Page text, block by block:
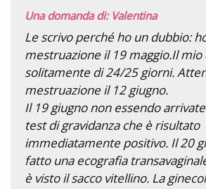
Una domanda di: Valentina
Le scrivo perché ho un dubbio:
mestruazione il 19 maggio.Il mio
solitamente di 24/25 giorni.
mestruazione il 12 giugno.
Il 19 giugno non essendo
test di gravidanza che è risultato
immediatamente positivo. Il 20
fatto una ecografia
è visto il sacco vitellino. La